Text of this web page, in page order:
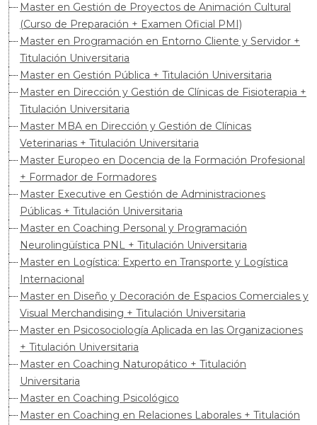
Master en Gestión de Proyectos de Animación Cultural
(Curso de Preparación + Examen Oficial PMI)
Master en Programación en Entorno Cliente y Servidor +
Titulación Universitaria
Master en Gestión Pública + Titulación Universitaria
Master en Dirección y Gestión de Clínicas de Fisioterapia +
Titulación Universitaria
Master MBA en Dirección y Gestión de Clínicas
Veterinarias + Titulación Universitaria
Master Europeo en Docencia de la Formación Profesional
+ Formador de Formadores
Master Executive en Gestión de Administraciones
Públicas + Titulación Universitaria
Master en Coaching Personal y Programación
Neurolingüística PNL + Titulación Universitaria
Master en Logística: Experto en Transporte y Logística
Internacional
Master en Diseño y Decoración de Espacios Comerciales y
Visual Merchandising + Titulación Universitaria
Master en Psicosociología Aplicada en las Organizaciones
+ Titulación Universitaria
Master en Coaching Naturopático + Titulación
Universitaria
Master en Coaching Psicológico
Master en Coaching en Relaciones Laborales + Titulación